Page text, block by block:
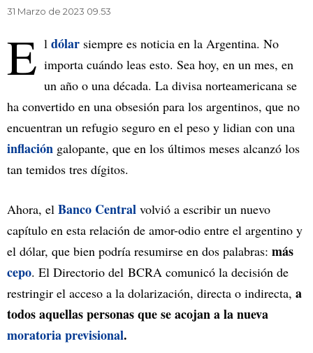
31 Marzo de 2023 09.53
E l dólar siempre es noticia en la Argentina. No
importa cuándo leas esto. Sea hoy, en un mes, en
un año o una década. La divisa norteamericana se
ha convertido en una obsesión para los argentinos, que no
encuentran un refugio seguro en el peso y lidian con una
inflación galopante, que en los últimos meses alcanzó los
tan temidos tres dígitos.
Ahora, el Banco Central volvió a escribir un nuevo
capítulo en esta relación de amor-odio entre el argentino y
el dólar, que bien podría resumirse en dos palabras: más
cepo. El Directorio del BCRA comunicó la decisión de
restringir el acceso a la dolarización, directa o indirecta, a
todos aquellas personas que se acojan a la nueva
moratoria previsional.